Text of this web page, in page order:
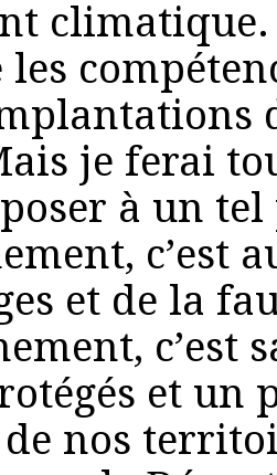
climatique.
les
je ferai
à un
c’est
et de la
c’est
et
nos